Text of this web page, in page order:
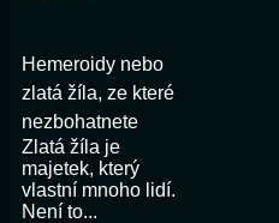
Hemeroidy nebo
zlatá žíla, ze které
nezbohatnete
Zlatá žíla je
majetek, který
vlastní mnoho lidí.
Není to...